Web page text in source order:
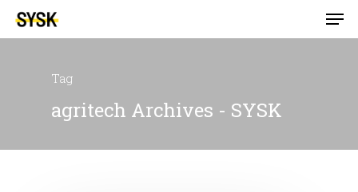
Tag
agritech Archives - SYSK